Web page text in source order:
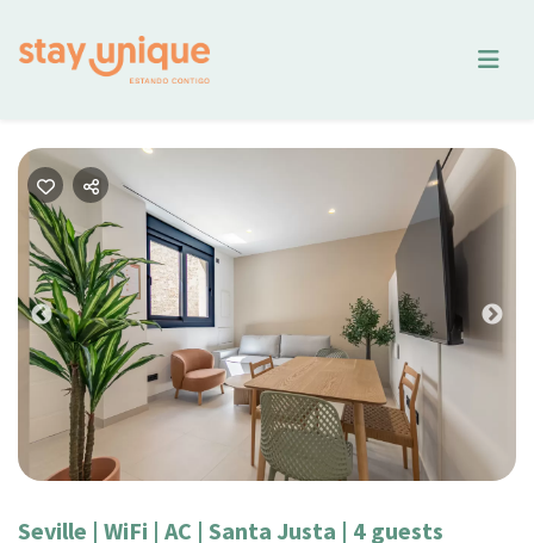
Previous
Seville | WiFi | AC | Santa Justa | 4 guests